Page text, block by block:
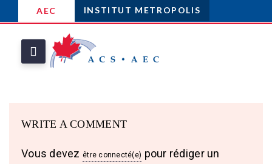
AEC INSTITUT METROPOLIS
WRITE A COMMENT
Vous devez être connecté(e) pour rédiger un